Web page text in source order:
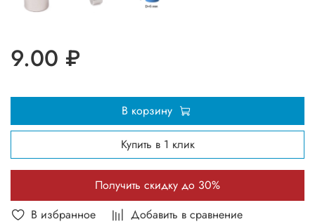
В избранное Добавить в сравнение
9.00 ₽
В корзину
Купить в 1 клик
Получить скидку до 30%